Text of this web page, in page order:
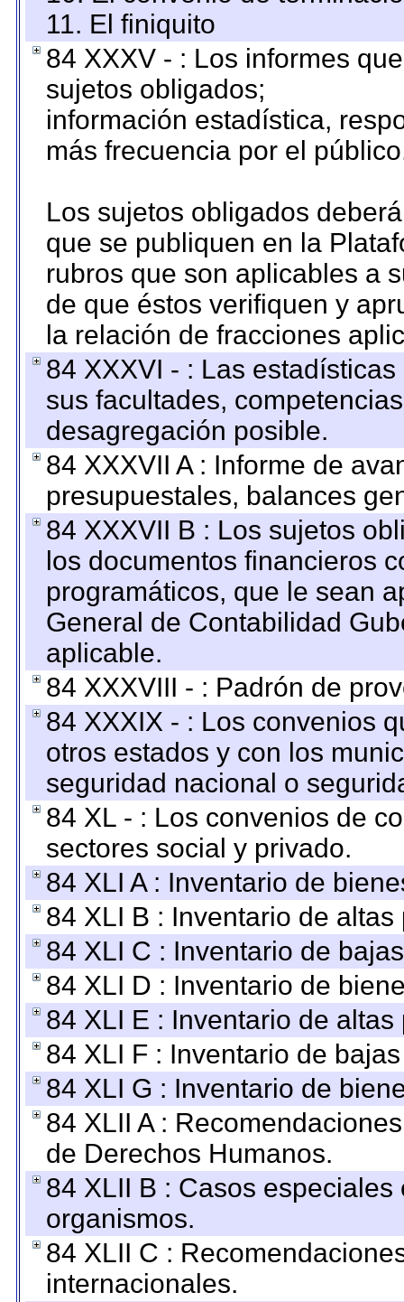
11. El finiquito
84 XXXV - : Los informes
sujetos obligados;
información estadística,
más frecuencia por el
Los sujetos obligados
que se publiquen en la
rubros que son aplicables a
de que éstos verifiquen y
la relación de fracciones
84 XXXVI - : Las
sus facultades,
desagregación posible.
84 XXXVII A : Informe de
presupuestales, balances
84 XXXVII B : Los sujetos
los documentos financieros
programáticos, que le sean
General de Contabilidad
aplicable.
84 XXXVIII - : Padrón de
84 XXXIX - : Los convenios
otros estados y con los
seguridad nacional o
84 XL - : Los convenios de
sectores social y privado.
84 XLI A : Inventario de
84 XLI B : Inventario de
84 XLI C : Inventario de
84 XLI D : Inventario de
84 XLI E : Inventario de
84 XLI F : Inventario de
84 XLI G : Inventario de
84 XLII A :
de Derechos Humanos.
84 XLII B : Casos
organismos.
84 XLII C :
internacionales.